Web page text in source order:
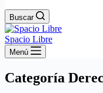
Buscar
Spacio Libre
Menú
Categoría